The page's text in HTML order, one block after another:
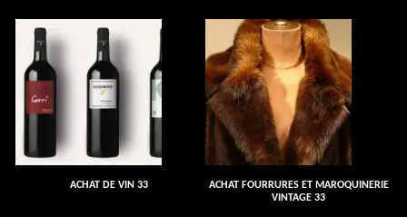
ACHAT DE VIN 33
ACHAT FOURRURES ET MAROQUINERIE
VINTAGE 33